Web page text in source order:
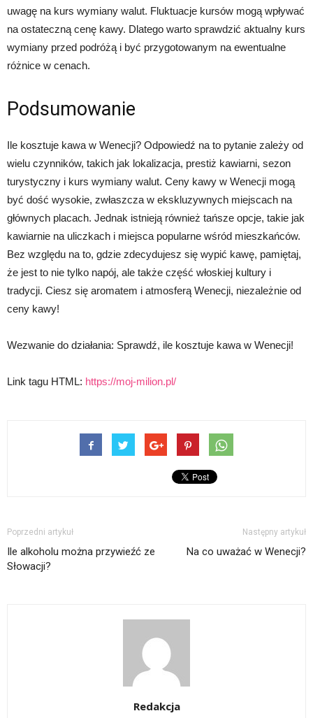
uwagę na kurs wymiany walut. Fluktuacje kursów mogą wpływać
na ostateczną cenę kawy. Dlatego warto sprawdzić aktualny kurs
wymiany przed podróżą i być przygotowanym na ewentualne
różnice w cenach.
Podsumowanie
Ile kosztuje kawa w Wenecji? Odpowiedź na to pytanie zależy od
wielu czynników, takich jak lokalizacja, prestiż kawiarni, sezon
turystyczny i kurs wymiany walut. Ceny kawy w Wenecji mogą
być dość wysokie, zwłaszcza w ekskluzywnych miejscach na
głównych placach. Jednak istnieją również tańsze opcje, takie jak
kawiarnie na uliczkach i miejsca popularne wśród mieszkańców.
Bez względu na to, gdzie zdecydujesz się wypić kawę, pamiętaj,
że jest to nie tylko napój, ale także część włoskiej kultury i
tradycji. Ciesz się aromatem i atmosferą Wenecji, niezależnie od
ceny kawy!
Wezwanie do działania: Sprawdź, ile kosztuje kawa w Wenecji!
Link tagu HTML: https://moj-milion.pl/
Poprzedni artykuł
Ile alkoholu można przywieźć ze
Słowacji?
Następny artykuł
Na co uważać w Wenecji?
Redakcja